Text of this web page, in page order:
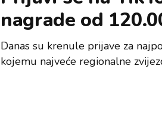
nagrade od
Danas su krenule prijave za
kojemu najveće regionalne